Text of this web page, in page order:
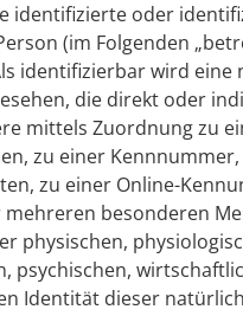
identifizierte oder
(im Folgenden
identifizierbar wird eine
die direkt oder
mittels Zuordnung zu
zu einer Kennnummer,
zu einer Online-
mehreren besonderen
physischen,
psychischen,
Identität dieser